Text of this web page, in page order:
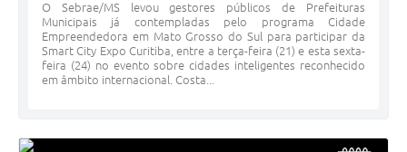
O Sebrae/MS levou gestores públicos de Prefeituras
Municipais já contempladas pelo programa Cidade
Empreendedora em Mato Grosso do Sul para participar da
Smart City Expo Curitiba, entre a terça-feira (21) e esta sexta-
feira (24) no evento sobre cidades inteligentes reconhecido
em âmbito internacional. Costa...